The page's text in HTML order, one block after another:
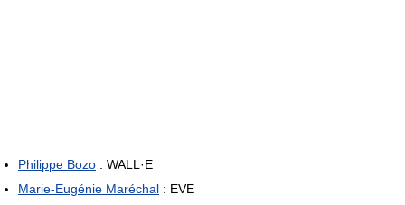
Philippe Bozo : WALL·E
Marie-Eugénie Maréchal : EVE